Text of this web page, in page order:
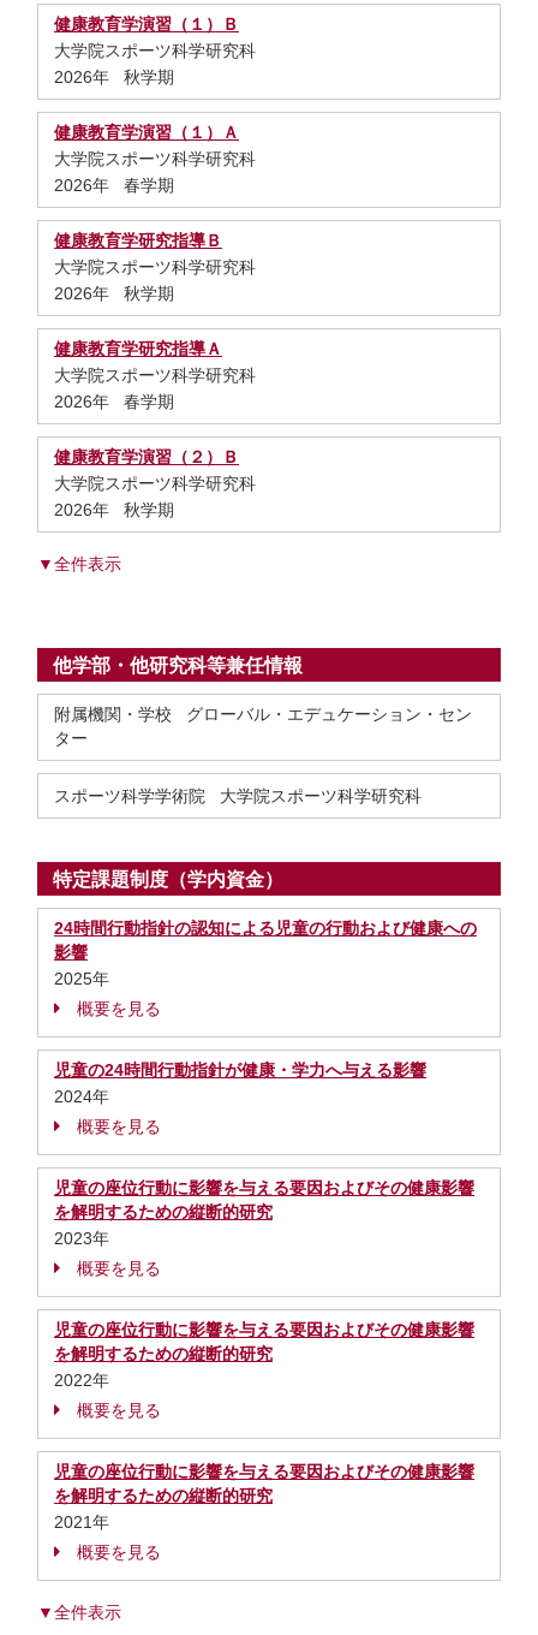
健康教育学演習（１）Ｂ
大学院スポーツ科学研究科
2026年 秋学期
健康教育学演習（１）Ａ
大学院スポーツ科学研究科
2026年 春学期
健康教育学研究指導Ｂ
大学院スポーツ科学研究科
2026年 秋学期
健康教育学研究指導Ａ
大学院スポーツ科学研究科
2026年 春学期
健康教育学演習（２）Ｂ
大学院スポーツ科学研究科
2026年 秋学期
▼全件表示
他学部・他研究科等兼任情報
附属機関・学校 グローバル・エデュケーション・セン
ター
スポーツ科学学術院 大学院スポーツ科学研究科
特定課題制度（学内資金）
24時間行動指針の認知による児童の行動および健康への
影響
2025年
概要を見る
児童の24時間行動指針が健康・学力へ与える影響
2024年
概要を見る
児童の座位行動に影響を与える要因およびその健康影響
を解明するための縦断的研究
2023年
概要を見る
児童の座位行動に影響を与える要因およびその健康影響
を解明するための縦断的研究
2022年
概要を見る
児童の座位行動に影響を与える要因およびその健康影響
を解明するための縦断的研究
2021年
概要を見る
▼全件表示